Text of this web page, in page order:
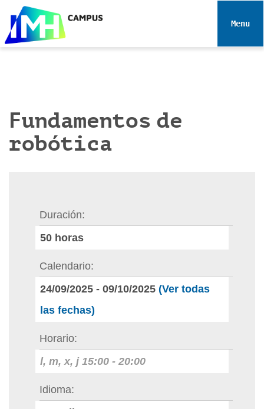
e
Toggle
Fundamentos de
robótica
Duración
50 horas
Calendario
24/09/2025 - 09/10/2025 (Ver todas
las fechas)
Horario
l, m, x, j 15:00 - 20:00
Idioma